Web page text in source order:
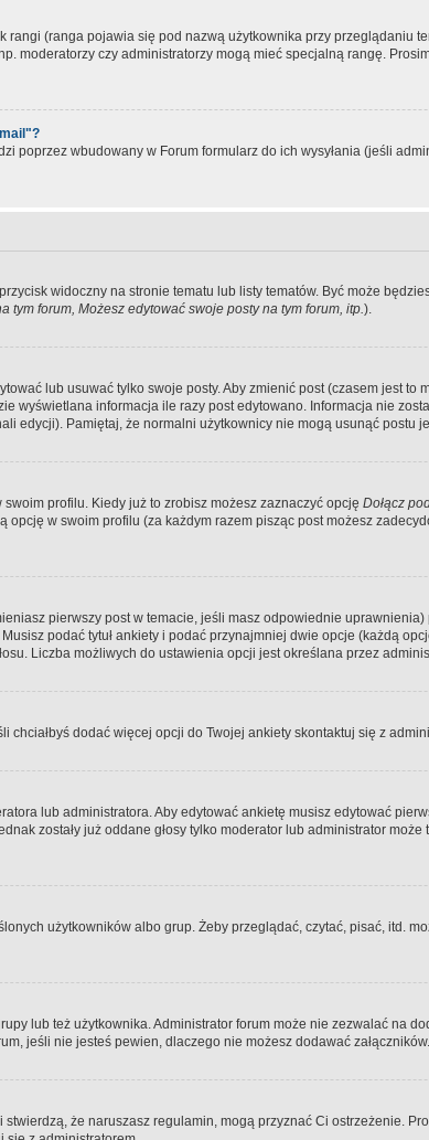
rangi (ranga pojawia się pod nazwą użytkownika przy przeglądaniu
moderatorzy czy administratorzy mogą mieć specjalną rangę.
poprzez wbudowany w Forum formularz do ich wysyłania (jeśli
widoczny na stronie tematu lub listy tematów. Być może
tym forum, Możesz edytować swoje posty na tym forum, itp.).
lub usuwać tylko swoje posty. Aby zmienić post (czasem jest
wyświetlana informacja ile razy post edytowano. Informacja nie
edycji). Pamiętaj, że normalni użytkownicy nie mogą usunąć postu
profilu. Kiedy już to zrobisz możesz zaznaczyć opcję Dołącz
w swoim profilu (za każdym razem pisząc post możesz
pierwszy post w temacie, jeśli masz odpowiednie
podać tytuł ankiety i podać przynajmniej dwie opcje (każdą
Liczba możliwych do ustawienia opcji jest określana przez
chciałbyś dodać więcej opcji do Twojej ankiety skontaktuj się z
lub administratora. Aby edytować ankietę musisz edytować
zostały już oddane głosy tylko moderator lub administrator
użytkowników albo grup. Żeby przeglądać, czytać, pisać, itd.
lub też użytkownika. Administrator forum może nie zezwalać na
jeśli nie jesteś pewien, dlaczego nie możesz dodawać załączników.
że naruszasz regulamin, mogą przyznać Ci ostrzeżenie.